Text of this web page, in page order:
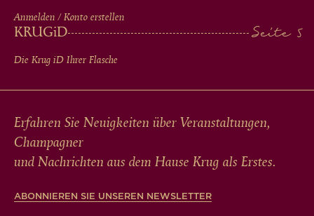
Anmelden / Konto erstellen
KRUGiD
Die Krug iD Ihrer Flasche
Erfahren Sie Neuigkeiten über Veranstaltungen,
Champagner
und Nachrichten aus dem Hause Krug als Erstes.
ABONNIEREN SIE UNSEREN NEWSLETTER